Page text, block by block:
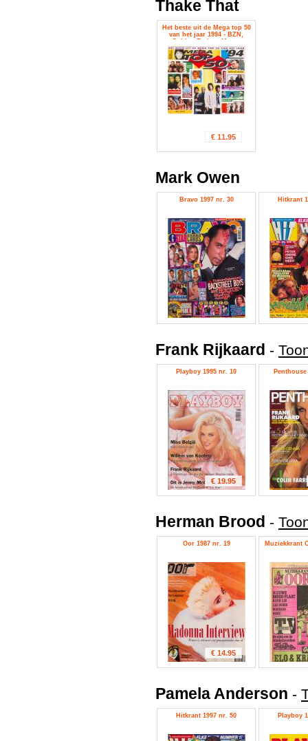
Thake That
Het beste uit de Mega top 50
van het jaar 1994 - BZN,
Golden Earing, Marco
Borsato, Thake That, The
Rolling Stones
€ 11.95
Mark Owen
Bravo 1997 nr. 30 Hitkrant
Frank Rijkaard -
Playboy 1995 nr. 10
€ 19.95
Herman Brood -
Oor 1987 nr. 19
€ 14.95
Muziekkrant
Pamela Anderson -
Hitkrant 1997 nr. 50 Playboy